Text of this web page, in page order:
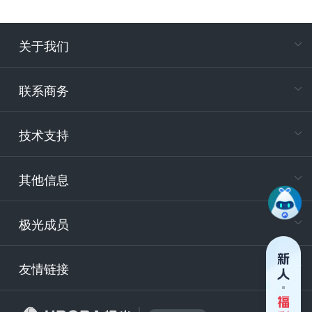
关于我们
联系商务
技术支持
其他信息
极光成员
友情链接
电
400-
技
安